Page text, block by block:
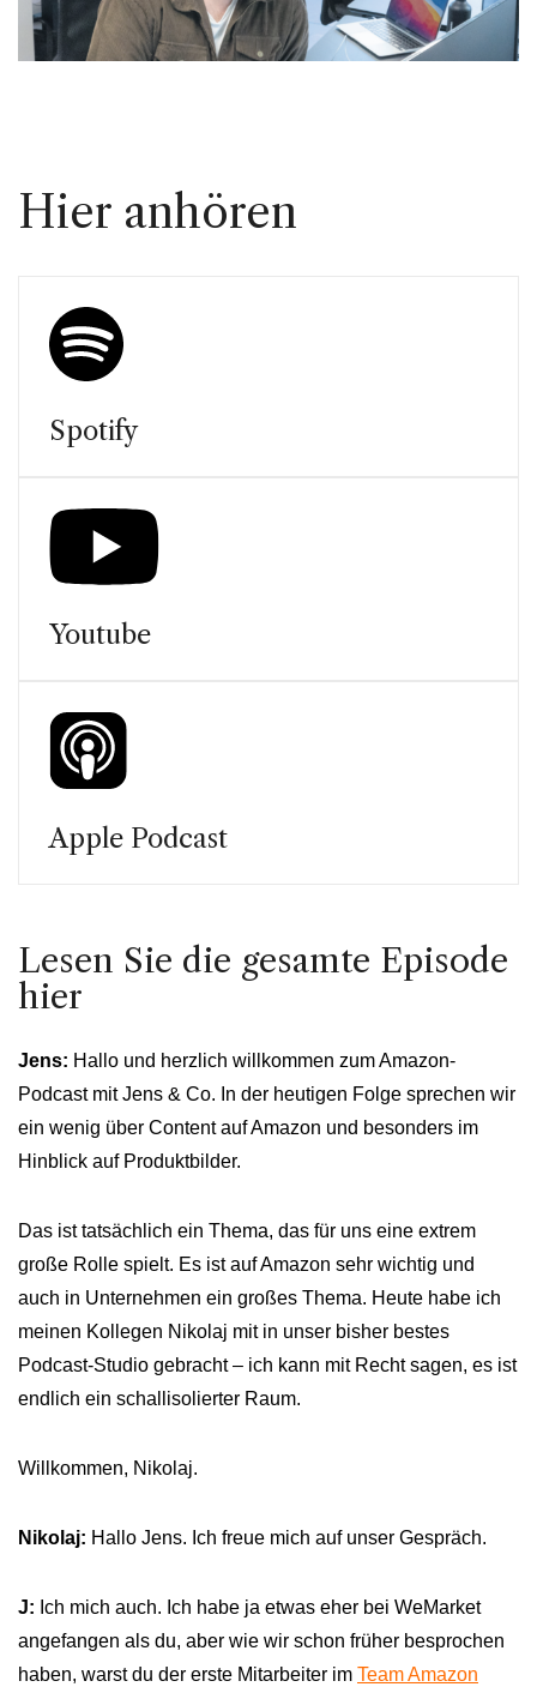
Hier anhören
Spotify
Youtube
Apple Podcast
Lesen Sie die gesamte Episode
hier
Jens: Hallo und herzlich willkommen zum Amazon-
Podcast mit Jens & Co. In der heutigen Folge sprechen wir
ein wenig über Content auf Amazon und besonders im
Hinblick auf Produktbilder.
Das ist tatsächlich ein Thema, das für uns eine extrem
große Rolle spielt. Es ist auf Amazon sehr wichtig und
auch in Unternehmen ein großes Thema. Heute habe ich
meinen Kollegen Nikolaj mit in unser bisher bestes
Podcast-Studio gebracht – ich kann mit Recht sagen, es ist
endlich ein schallisolierter Raum.
Willkommen, Nikolaj.
Nikolaj: Hallo Jens. Ich freue mich auf unser Gespräch.
J: Ich mich auch. Ich habe ja etwas eher bei WeMarket
angefangen als du, aber wie wir schon früher besprochen
haben, warst du der erste Mitarbeiter im Team Amazon